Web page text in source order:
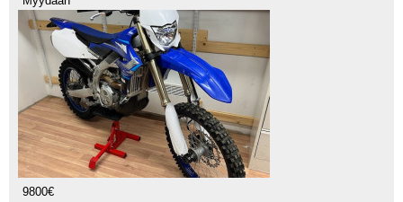
9800€